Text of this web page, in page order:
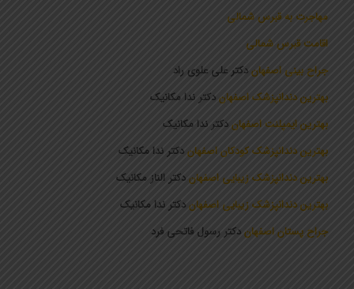
مهاجرت به قبرس شمالی
اقامت قبرس شمالی
جراح بینی اصفهاندکتر علی علوی راد
بهترین دندانپزشک اصفهاندکتر ندا مکانیک
بهترین ایمپلنت اصفهاندکتر ندا مکانیک
بهترین دندانپزشک کودکان اصفهاندکتر ندا مکانیک
بهترین دندانپزشک زیبایی اصفهاندکتر الناز مکانیک
بهترین دندانپزشک زیبایی اصفهاندکتر ندا مکانیک
جراح پستان اصفهاندکتر رسول فاتحی فرد